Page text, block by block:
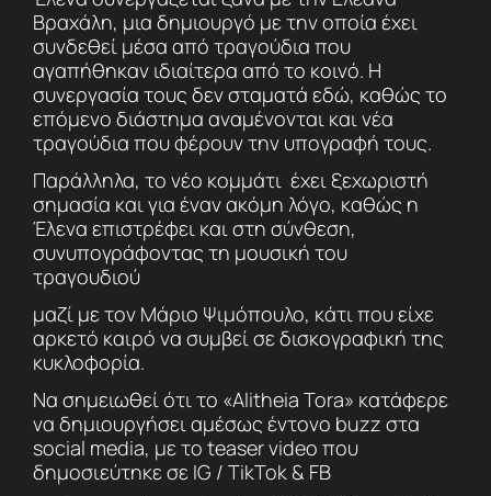
Βραχάλη, μια δημιουργό με την οποία έχει
συνδεθεί μέσα από τραγούδια που
αγαπήθηκαν ιδιαίτερα από το κοινό. Η
συνεργασία τους δεν σταματά εδώ, καθώς το
επόμενο διάστημα αναμένονται και νέα
τραγούδια που φέρουν την υπογραφή τους.
Παράλληλα, το νέο κομμάτι έχει ξεχωριστή
σημασία και για έναν ακόμη λόγο, καθώς η
Έλενα επιστρέφει και στη σύνθεση,
συνυπογράφοντας τη μουσική του
τραγουδιού
μαζί με τον Μάριο Ψιμόπουλο, κάτι που είχε
αρκετό καιρό να συμβεί σε δισκογραφική της
κυκλοφορία.
Να σημειωθεί ότι το «Alitheia Tora» κατάφερε
να δημιουργήσει αμέσως έντονο buzz στα
social media, με το teaser video που
δημοσιεύτηκε σε IG / TikTok & FB